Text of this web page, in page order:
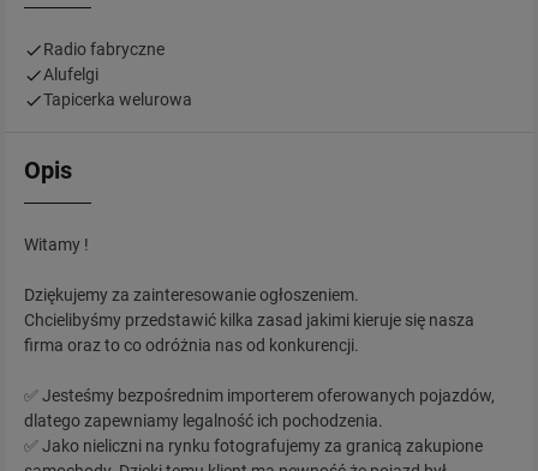
Radio fabryczne
Alufelgi
Tapicerka welurowa
Opis
Witamy !
Dziękujemy za zainteresowanie ogłoszeniem.
Chcielibyśmy przedstawić kilka zasad jakimi kieruje się nasza
firma oraz to co odróżnia nas od konkurencji.
✅ Jesteśmy bezpośrednim importerem oferowanych pojazdów,
dlatego zapewniamy legalność ich pochodzenia.
✅ Jako nieliczni na rynku fotografujemy za granicą zakupione